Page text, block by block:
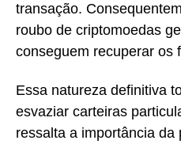
transação.
roubo de criptomoedas
conseguem recuperar os
Essa natureza definitiva
esvaziar carteiras
ressalta a importância